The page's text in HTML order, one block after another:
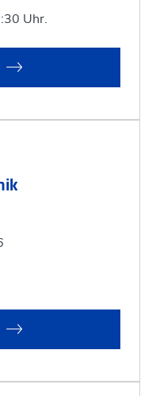
Uhr.